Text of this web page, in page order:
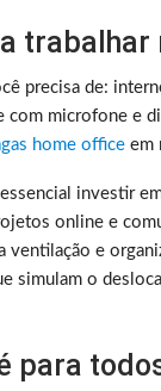
trabalhar
precisa de:
com microfone e
home office em
investir
online e
ventilação e
simulam o
para